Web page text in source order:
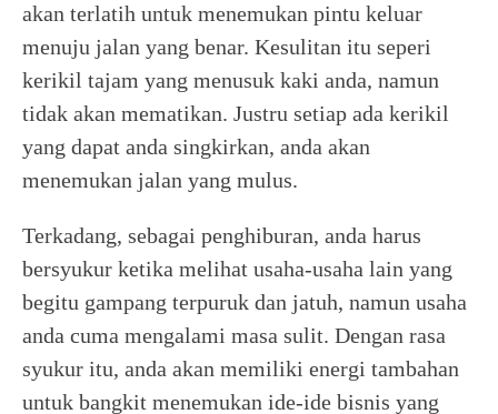
akan terlatih untuk menemukan pintu keluar
menuju jalan yang benar. Kesulitan itu seperi
kerikil tajam yang menusuk kaki anda, namun
tidak akan mematikan. Justru setiap ada kerikil
yang dapat anda singkirkan, anda akan
menemukan jalan yang mulus.
Terkadang, sebagai penghiburan, anda harus
bersyukur ketika melihat usaha-usaha lain yang
begitu gampang terpuruk dan jatuh, namun usaha
anda cuma mengalami masa sulit. Dengan rasa
syukur itu, anda akan memiliki energi tambahan
untuk bangkit menemukan ide-ide bisnis yang